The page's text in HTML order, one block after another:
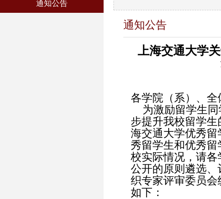
通知公告
通知公告
上海交通大学
各学院（系）、
为激励留学生同
步提升我校留学
海交通大学优秀留
秀留学生和优秀
校实际情况，请
公开的原则遴选
织专家评审委员
如下：